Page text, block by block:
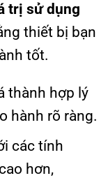
trị sử dụng
thiết bị bạn
tốt.
thành hợp lý
hành rõ ràng.
các tính
hơn,